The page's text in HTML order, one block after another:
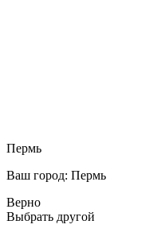
Пермь
Ваш город: Пермь
Верно
Выбрать другой